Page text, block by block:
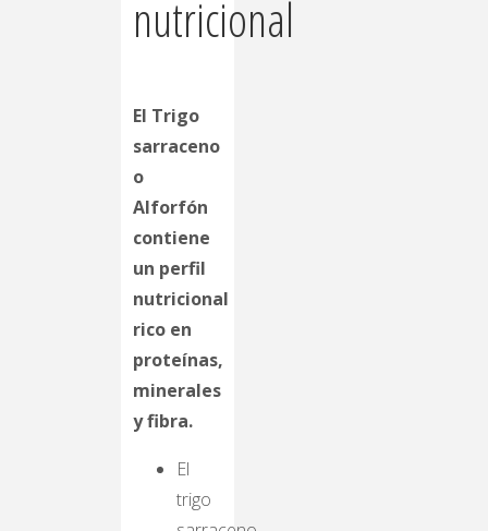
nutricional
El Trigo
sarraceno
o
Alforfón
contiene
un perfil
nutricional
rico en
proteínas,
minerales
y fibra.
El
trigo